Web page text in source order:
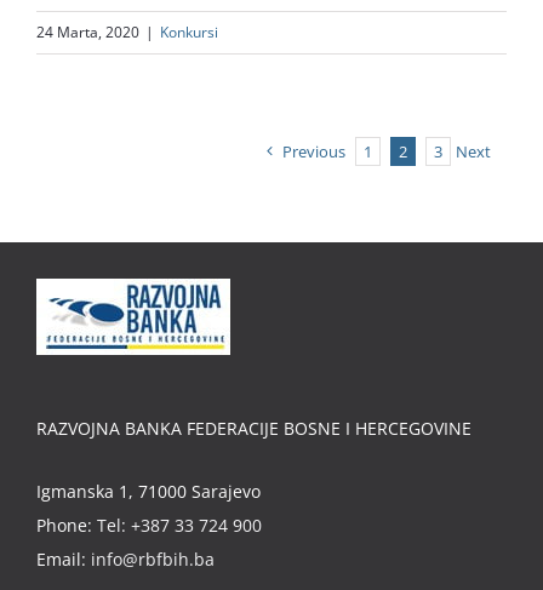
24 Marta, 2020 | Konkursi
Previous 1 2 3 Next
RAZVOJNA BANKA FEDERACIJE BOSNE I HERCEGOVINE
Igmanska 1, 71000 Sarajevo
Phone: Tel: +387 33 724 900
Email: info@rbfbih.ba